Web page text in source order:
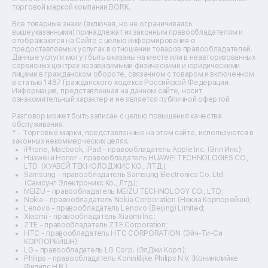
Ремонт вытяжек
Ремонт источников бесперебойного питания
Ремонт пароварок
Ремонт микшерных пультов
Ремонт dj-пультов
Ремонт кухонных плит
Ремонт стедикамов
Ремонт оптических прицелов
Ремонт электровелосипедов
Ремонт видеокамер
Ремонт эхолотов
Ремонт 3d-принтеров
Ремонт прицелов ночного видения
Ремонт винных шкафов
Ремонт выпрямителей
Ремонт сушилок для рук
Ремонт дальномеров
Ремонт снегоуборщиков
торговой маркой компании BORK.
Все товарные знаки (включая, но не ограничиваясь
вышеуказанными) принадлежат их законным правообладателям и
отображаются на Сайте с целью информирования о
предоставляемых услугах в отношении товаров правообладателей.
Данные услуги могут быть оказаны на месте или в неавторизованных
сервисных центрах независимыми физическими и юридическими
лицами в гражданском обороте, связанном с товаром и включенном
в статью 1487 Гражданского кодекса Российской Федерации.
Информация, представленная на данном сайте, носит
ознакомительный характер и не является публичной офертой.
Разговор может быть записан с целью повышения качества
обслуживания.
* - Торговые марки, представленные на этом сайте, используются в
законных некоммерческих целях.
iPhone, Macbook, iPad - правообладатель Apple Inc. (Эпл Инк.);
Huawei и Honor - правообладатель HUAWEI TECHNOLOGIES CO.,
LTD. (ХУАВЕЙ ТЕКНОЛОДЖИС КО., ЛТД.);
Samsung – правообладатель Samsung Electronics Co. Ltd.
(Самсунг Электроникс Ко., Лтд.);
MEIZU - правообладатель MEIZU TECHNOLOGY CO., LTD.;
Nokia - правообладатель Nokia Corporation (Нокиа Корпорейшн);
Lenovo - правообладатель Lenovo (Beijing) Limited;
Xiaomi - правообладатель Xiaomi Inc.;
ZTE - правообладатель ZTE Corporation;
HTC - правообладатель HTC CORPORATION (Эйч-Ти-Си
КОРПОРЕЙШН);
LG - правообладатель LG Corp. (ЭлДжи Корп.);
Philips - правообладатель Koninklijke Philips N.V. (Конинклийке